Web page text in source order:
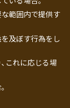
範囲内で提供す
及ぼす行為をし
これに応じる場